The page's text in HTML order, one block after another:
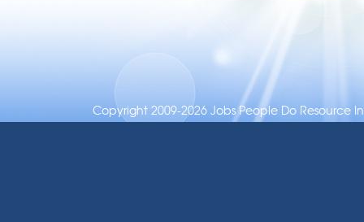
Copyright 2009-2026 Jobs People Do Resource